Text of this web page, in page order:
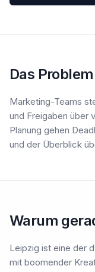
Das
Marketing-Teams
und Freigaben über
Planung gehen
und der Überblick
Warum
Leipzig ist eine der
mit boomender